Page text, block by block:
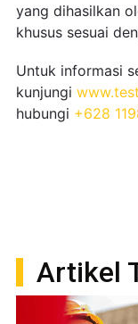
yang dihasilkan
khusus sesuai
Untuk informasi
kunjungi
hubungi +628
Artikel